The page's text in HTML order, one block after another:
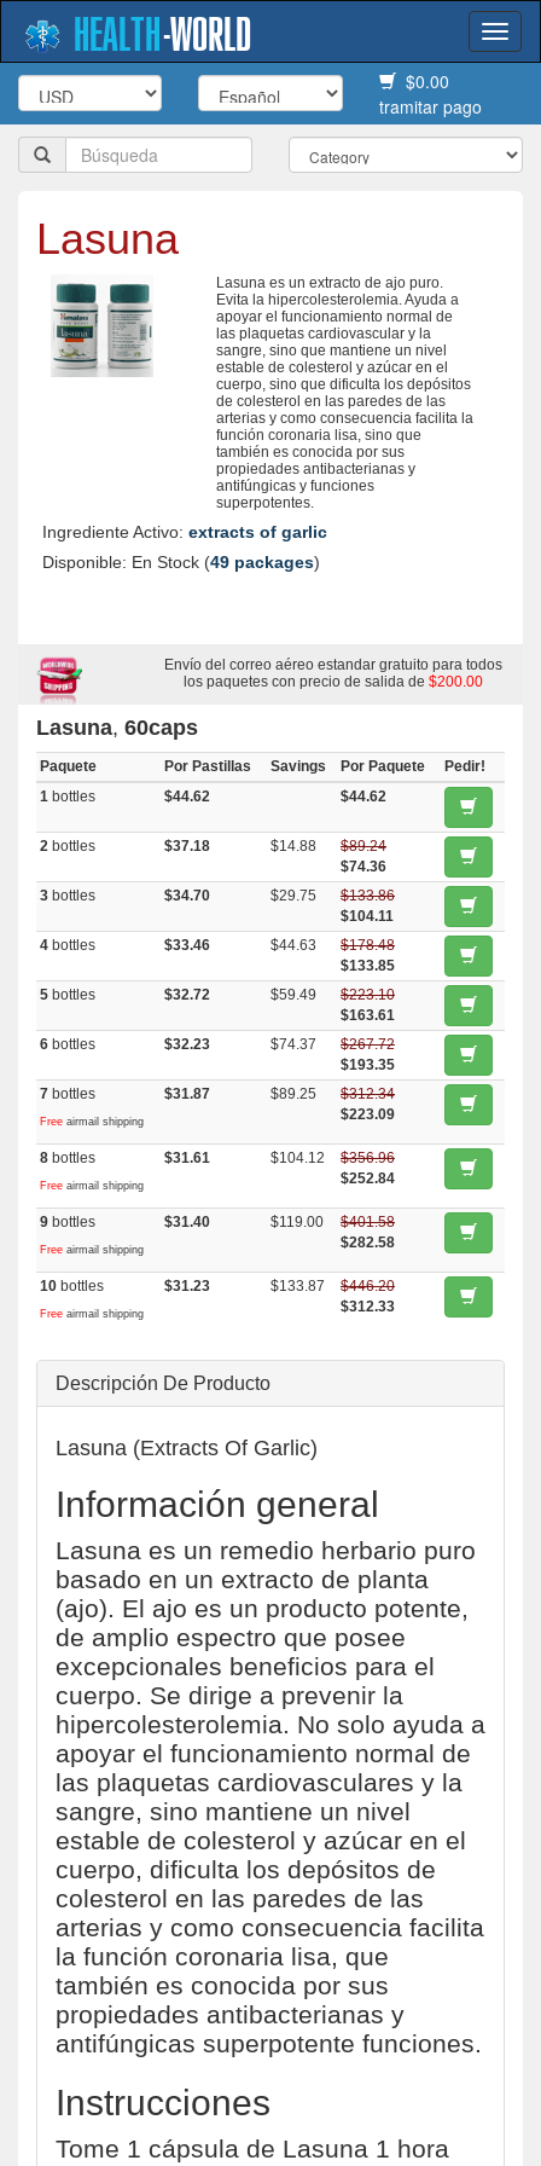
HEALTH-WORLD
$0.00
tramitar pago
Lasuna
Lasuna es un extracto de ajo puro.
Evita la hipercolesterolemia. Ayuda a
apoyar el funcionamiento normal de
las plaquetas cardiovascular y la
sangre, sino que mantiene un nivel
estable de colesterol y azúcar en el
cuerpo, sino que dificulta los depósitos
de colesterol en las paredes de las
arterias y como consecuencia facilita la
función coronaria lisa, sino que
también es conocida por sus
propiedades antibacterianas y
antifúngicas y funciones
superpotentes.
Ingrediente Activo: extracts of garlic
Disponible: En Stock (49 packages)
Envío del correo aéreo estandar gratuito para todos
los paquetes con precio de salida de$200.00
Lasuna, 60caps
Paquete Por Pastillas Savings Por Paquete
Pedir!
1 bottles $44.62 $44.62
2 bottles $37.18 $14.88
$89.24
$74.36
3 bottles $34.70 $29.75
$133.86
$104.11
4 bottles $33.46 $44.63
$178.48
$133.85
5 bottles $32.72 $59.49
$223.10
$163.61
6 bottles $32.23 $74.37
$267.72
$193.35
7 bottles
Free airmail shipping
$31.87 $89.25
$312.34
$223.09
8 bottles
Free airmail shipping
$31.61 $104.12
$356.96
$252.84
9 bottles
Free airmail shipping
$31.40 $119.00
$401.58
$282.58
10 bottles
Free airmail shipping
$31.23 $133.87
$446.20
$312.33
Descripción De Producto
Lasuna (Extracts Of Garlic)
Información general
Lasuna es un remedio herbario puro
basado en un extracto de planta
(ajo). El ajo es un producto potente,
de amplio espectro que posee
excepcionales beneficios para el
cuerpo. Se dirige a prevenir la
hipercolesterolemia. No solo ayuda a
apoyar el funcionamiento normal de
las plaquetas cardiovasculares y la
sangre, sino mantiene un nivel
estable de colesterol y azúcar en el
cuerpo, dificulta los depósitos de
colesterol en las paredes de las
arterias y como consecuencia facilita
la función coronaria lisa, que
también es conocida por sus
propiedades antibacterianas y
antifúngicas superpotente funciones.
Instrucciones
Tome 1 cápsula de Lasuna 1 hora